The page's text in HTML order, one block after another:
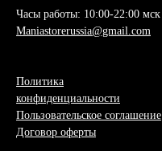
Часы работы: 10:00-22:00 мск
Maniastorerussia@gmail.com
Политика
конфиденциальности
Пользовательское соглашение
Договор оферты